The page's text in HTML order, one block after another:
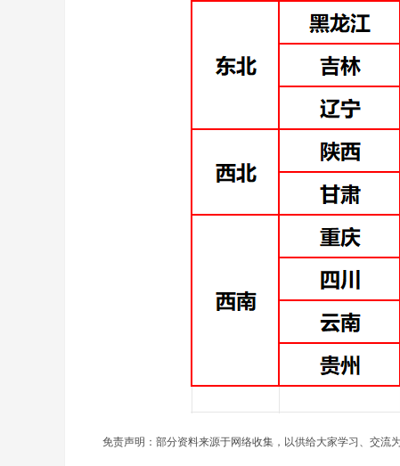
免责声明：部分资料来源于网络收集，以供给大家学习、交流